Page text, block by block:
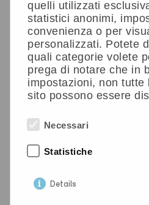
Sei interessato ai nostri
più!formazione@minergie.it
Data
Titolo del corso
quelli utilizzati
statistici anonimi,
convenienza o per
personalizzati. Potete
quali categorie volete
prega di notare che in
impostazioni, non tutte
sito possono essere
Necessari
Statistiche
Details